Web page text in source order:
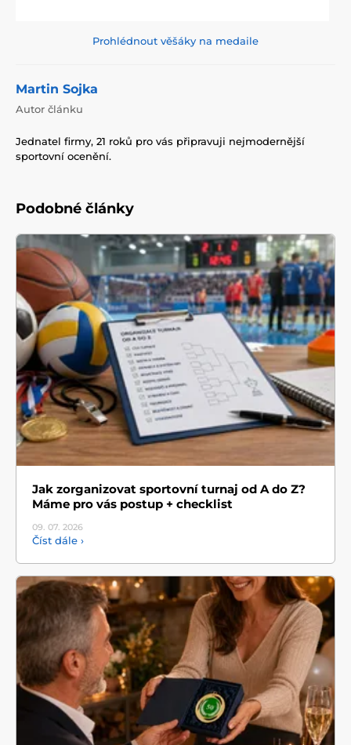
Prohlédnout věšáky na medaile
Martin Sojka
Autor článku
Jednatel firmy, 21 roků pro vás připravuji nejmodernější
sportovní ocenění.
Podobné články
Jak zorganizovat sportovní turnaj od A do Z?
Máme pro vás postup + checklist
09. 07. 2026
Číst dále ›